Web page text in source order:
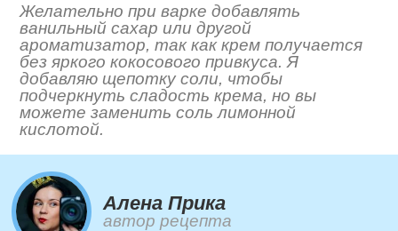
Желательно при варке добавлять
ванильный сахар или другой
ароматизатор, так как крем получается
без яркого кокосового привкуса. Я
добавляю щепотку соли, чтобы
подчеркнуть сладость крема, но вы
можете заменить соль лимонной
кислотой.
Алена Прика
автор рецепта